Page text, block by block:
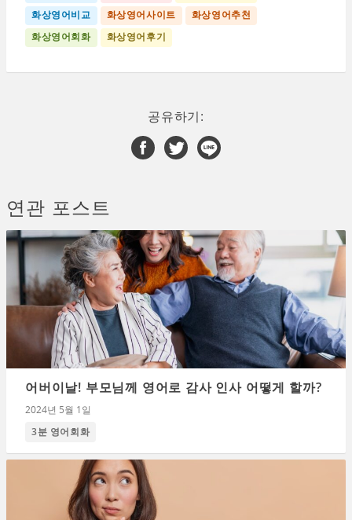
화상영어비교
화상영어사이트
화상영어추천
화상영어회화
화상영어후기
공유하기:
연관 포스트
어버이날! 부모님께 영어로 감사 인사 어떻게 할까?
2024년 5월 1일
3분 영어회화